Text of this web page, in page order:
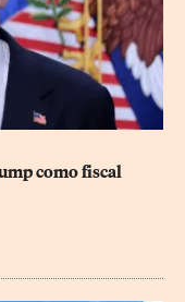
como fiscal